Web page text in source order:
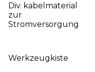
Div. kabelmaterial
zur
Stromversorgung
Werkzeugkiste